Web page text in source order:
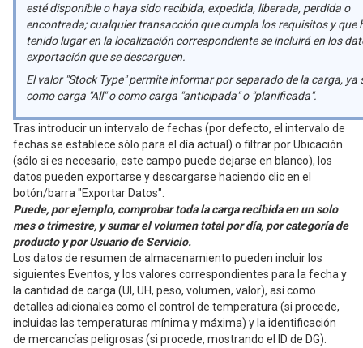
esté disponible o haya sido recibida, expedida, liberada, perdida o
encontrada; cualquier transacción que cumpla los requisitos y que
tenido lugar en la localización correspondiente se incluirá en los
exportación que se descarguen.
El valor "Stock Type" permite informar por separado de la carga, ya
como carga "All" o como carga "anticipada" o "planificada".
Tras introducir un intervalo de fechas (por defecto, el intervalo de
fechas se establece sólo para el día actual) o filtrar por Ubicación
(sólo si es necesario, este campo puede dejarse en blanco), los
datos pueden exportarse y descargarse haciendo clic en el
botón/barra "Exportar Datos".
Puede, por ejemplo, comprobar toda la carga recibida en un solo
mes o trimestre, y sumar el volumen total por día, por categoría de
producto y por Usuario de Servicio.
Los datos de resumen de almacenamiento pueden incluir los
siguientes Eventos, y los valores correspondientes para la fecha y
la cantidad de carga (UI, UH, peso, volumen, valor), así como
detalles adicionales como el control de temperatura (si procede,
incluidas las temperaturas mínima y máxima) y la identificación
de mercancías peligrosas (si procede, mostrando el ID de DG).